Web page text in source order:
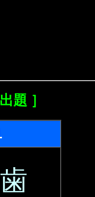
題 ］